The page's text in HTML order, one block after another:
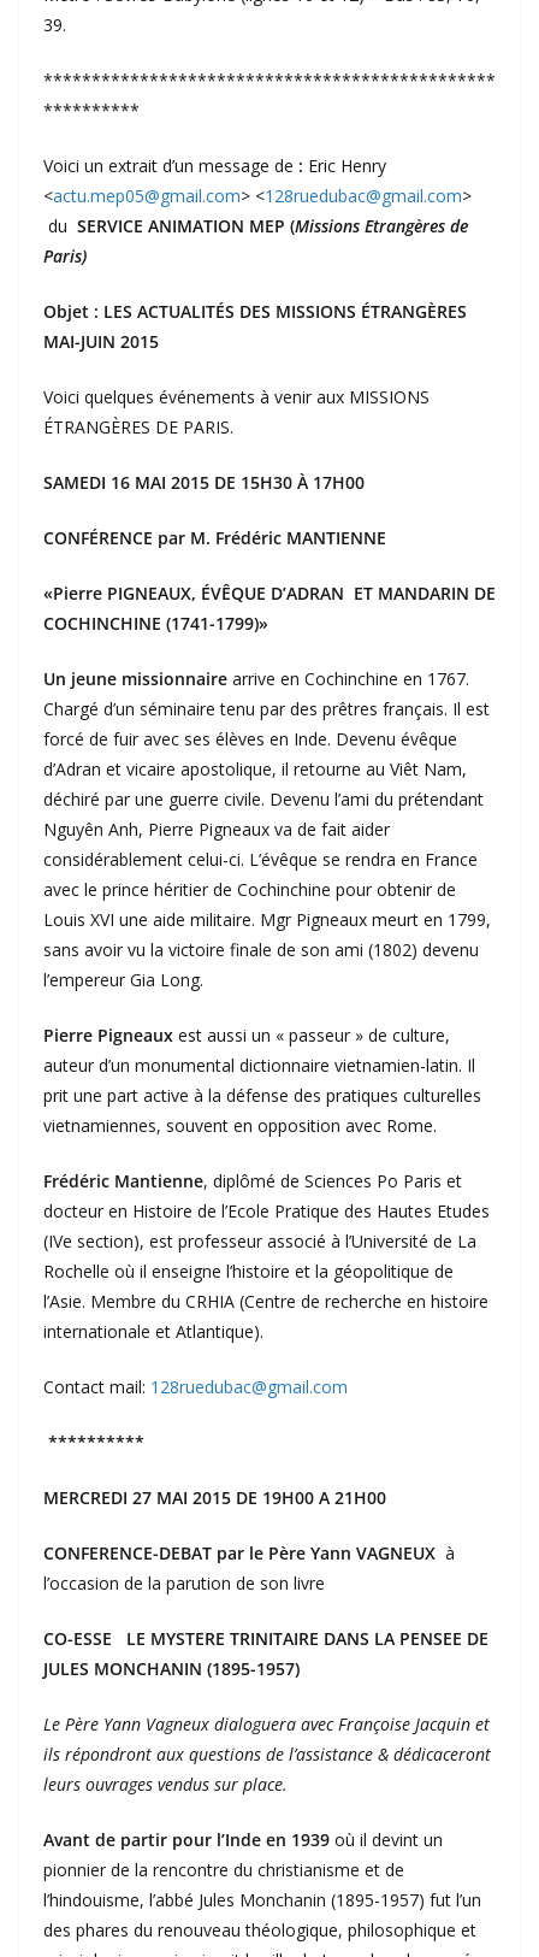
39.
***********************************************
**********
Voici un extrait d’un message de : Eric Henry
<actu.mep05@gmail.com> <128ruedubac@gmail.com>
du SERVICE ANIMATION MEP (Missions Etrangères de
Paris)
Objet : LES ACTUALITÉS DES MISSIONS ÉTRANGÈRES
MAI-JUIN 2015
Voici quelques événements à venir aux MISSIONS
ÉTRANGÈRES DE PARIS.
SAMEDI 16 MAI 2015 DE 15H30 À 17H00
CONFÉRENCE par M. Frédéric MANTIENNE
«Pierre PIGNEAUX, ÉVÊQUE D’ADRAN ET MANDARIN DE
COCHINCHINE (1741-1799)»
Un jeune missionnaire arrive en Cochinchine en 1767.
Chargé d’un séminaire tenu par des prêtres français. Il est
forcé de fuir avec ses élèves en Inde. Devenu évêque
d’Adran et vicaire apostolique, il retourne au Viêt Nam,
déchiré par une guerre civile. Devenu l’ami du prétendant
Nguyên Anh, Pierre Pigneaux va de fait aider
considérablement celui-ci. L’évêque se rendra en France
avec le prince héritier de Cochinchine pour obtenir de
Louis XVI une aide militaire. Mgr Pigneaux meurt en 1799,
sans avoir vu la victoire finale de son ami (1802) devenu
l’empereur Gia Long.
Pierre Pigneaux est aussi un « passeur » de culture,
auteur d’un monumental dictionnaire vietnamien-latin. Il
prit une part active à la défense des pratiques culturelles
vietnamiennes, souvent en opposition avec Rome.
Frédéric Mantienne, diplômé de Sciences Po Paris et
docteur en Histoire de l’Ecole Pratique des Hautes Etudes
(IVe section), est professeur associé à l’Université de La
Rochelle où il enseigne l’histoire et la géopolitique de
l’Asie. Membre du CRHIA (Centre de recherche en histoire
internationale et Atlantique).
Contact mail: 128ruedubac@gmail.com
**********
MERCREDI 27 MAI 2015 DE 19H00 A 21H00
CONFERENCE-DEBAT par le Père Yann VAGNEUX à
l’occasion de la parution de son livre
CO-ESSE LE MYSTERE TRINITAIRE DANS LA PENSEE DE
JULES MONCHANIN (1895-1957)
Le Père Yann Vagneux dialoguera avec Françoise Jacquin et
ils répondront aux questions de l’assistance & dédicaceront
leurs ouvrages vendus sur place.
Avant de partir pour l’Inde en 1939 où il devint un
pionnier de la rencontre du christianisme et de
l’hindouisme, l’abbé Jules Monchanin (1895-1957) fut l’un
des phares du renouveau théologique, philosophique et